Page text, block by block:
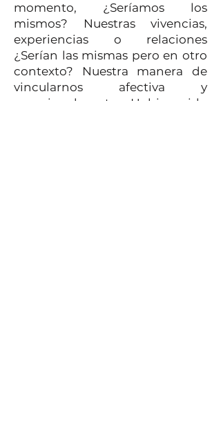
momento, ¿Seríamos los
mismos? Nuestras vivencias,
experiencias o relaciones
¿Serían las mismas pero en otro
contexto? Nuestra manera de
vincularnos afectiva y
emocionalmente, ¿Hubiese sido